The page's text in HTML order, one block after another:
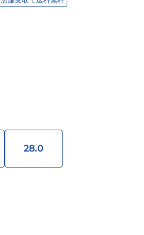
28.0